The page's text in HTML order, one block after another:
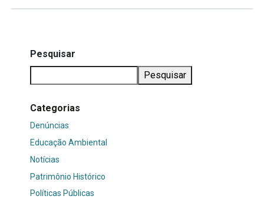
Pesquisar
Pesquisar
Categorias
Denúncias
Educação Ambiental
Notícias
Patrimônio Histórico
Políticas Públicas